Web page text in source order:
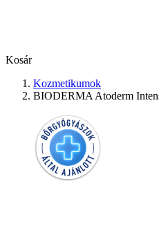
Kosár
Kozmetikumok
BIODERMA Atoderm